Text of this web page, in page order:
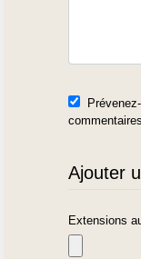
Ajouter
Extensions